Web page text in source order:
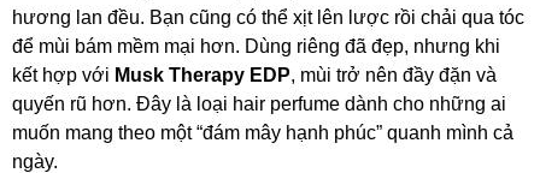
hương lan đều. Bạn cũng có thể xịt lên lược rồi chải qua tóc
để mùi bám mềm mại hơn. Dùng riêng đã đẹp, nhưng khi
kết hợp với Musk Therapy EDP, mùi trở nên đầy đặn và
quyến rũ hơn. Đây là loại hair perfume dành cho những ai
muốn mang theo một “đám mây hạnh phúc” quanh mình cả
ngày.